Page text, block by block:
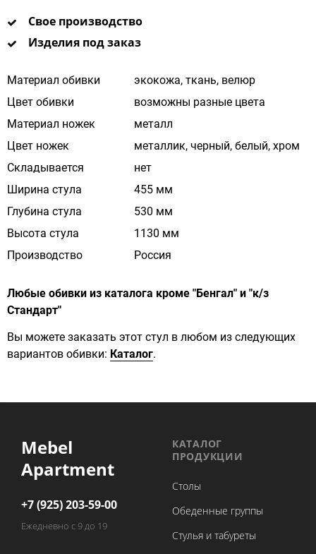
Свое производство
Изделия под заказ
Материал обивки
экокожа, ткань, велюр
Цвет обивки
возможны разные цвета
Материал ножек
металл
Цвет ножек
металлик, черный, белый, хром
Складывается
нет
Ширина стула
455 мм
Глубина стула
530 мм
Высота стула
1130 мм
Производство
Россия
Любые обивки из каталога кроме "Бенгал" и "к/з
Стандарт"
Вы можете заказать этот стул в любом из следующих
вариантов обивки: Каталог.
Mebel
Apartment
+7 (925) 203-59-00
Ежедневно с 9 до 19
КАТАЛОГ
ПРОДУКЦИИ
Столы
Обеденные группы
Стулья и табуреты